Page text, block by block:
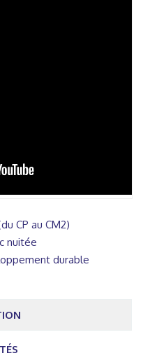
CP au CM2)
nuitée
durable